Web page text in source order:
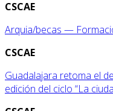
CSCAE
Arquia/becas —
CSCAE
Guadalajara retoma el
edición del ciclo “La